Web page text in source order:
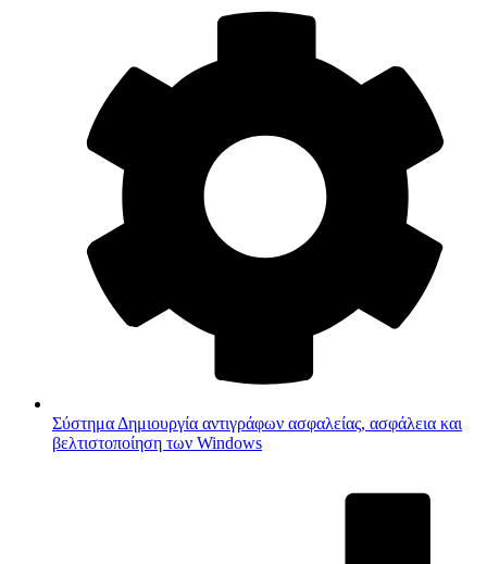
Σύστημα Δημιουργία αντιγράφων ασφαλείας, ασφάλεια και
βελτιστοποίηση των Windows